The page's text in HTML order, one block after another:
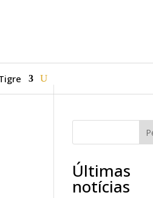
Últimas
notícias